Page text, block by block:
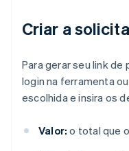
Criar a
Para gerar seu link de
login na ferramenta
escolhida e insira os
Valor: o total que